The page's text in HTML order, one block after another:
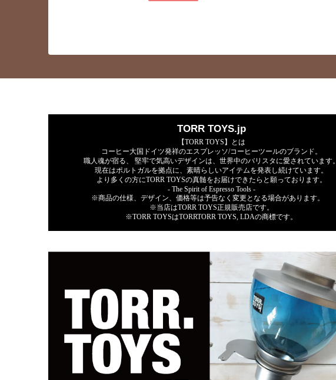
TORR TOYS.jp
【TORR TOYS】とは
コーヒー大国ドイツ発祥のエスプレッソ/コーヒーツールのブランド。
職人魂が宿る、 堅牢で気高いデザインは、世界中のバリスタに愛されています。
現在はポルトガルを拠点に、素晴らしいアイテムを発表し続けています。
より多くの方にTORR TOYSの真髄をお届けできたらと願っております。
- The Spirit of Espresso Tools -
※商品の仕様、デザイン、価格等は予告なく変更となる場合があります。
※当店はTORR TOYS正規販売店です。
※TORR TOYSはTORRTORR TOYS, LDAの商標です。